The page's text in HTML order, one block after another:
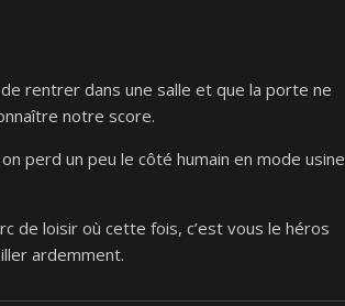
rentrer dans une salle et que la porte ne
notre score.
perd un peu le côté humain en mode usine
de loisir où cette fois, c’est vous le héros
ardemment.